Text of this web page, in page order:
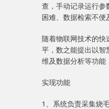
查，手动记录运行
困难、数据检索不便
随着物联网技术的
平，数之能提出以智
维及数据分析等功能
实现功能
1、系统负责采集烧